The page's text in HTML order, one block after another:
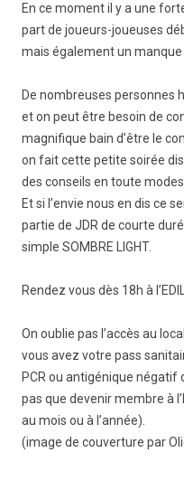
En ce moment il y a une
part de joueurs-joueuses
mais également un
De nombreuses personnes
et on peut être besoin de
magnifique bain d’être le
on fait cette petite soirée
des conseils en toute
Et si l’envie nous en dis ce
partie de JDR de courte
simple SOMBRE LIGHT.
Rendez vous dès 18h à
On oublie pas l’accès au
vous avez votre pass
PCR ou antigénique négatif
pas que devenir membre à
au mois ou à l’année).
(image de couverture par